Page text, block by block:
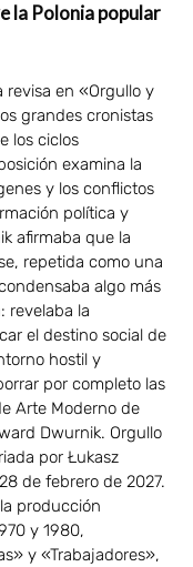
la Polonia popular
revisa en «Orgullo y
grandes cronistas
los ciclos
examina la
y los conflictos
política y
afirmaba que la
repetida como una
algo más
revelaba la
el destino social de
hostil y
por completo las
Arte Moderno de
Dwurnik. Orgullo
por Łukasz
de febrero de 2027.
producción
y 1980,
y «Trabajadores»,